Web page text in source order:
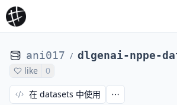
ani017 /
like 0
在 datasets 中使用